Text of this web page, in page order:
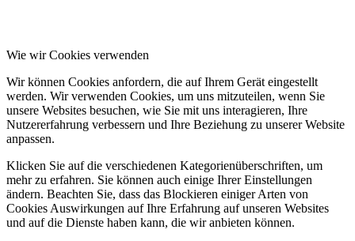
Wie wir Cookies verwenden
Wir können Cookies anfordern, die auf Ihrem Gerät eingestellt
werden. Wir verwenden Cookies, um uns mitzuteilen, wenn Sie
unsere Websites besuchen, wie Sie mit uns interagieren, Ihre
Nutzererfahrung verbessern und Ihre Beziehung zu unserer Website
anpassen.
Klicken Sie auf die verschiedenen Kategorienüberschriften, um
mehr zu erfahren. Sie können auch einige Ihrer Einstellungen
ändern. Beachten Sie, dass das Blockieren einiger Arten von
Cookies Auswirkungen auf Ihre Erfahrung auf unseren Websites
und auf die Dienste haben kann, die wir anbieten können.